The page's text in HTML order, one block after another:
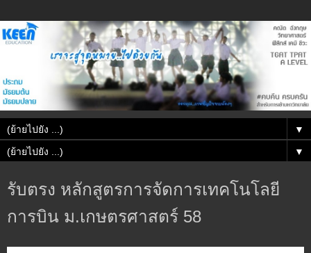
▼
▼
รับตรง หลักสูตรการจัดการเทคโนโลยี
การบิน ม.เกษตรศาสตร์ 58